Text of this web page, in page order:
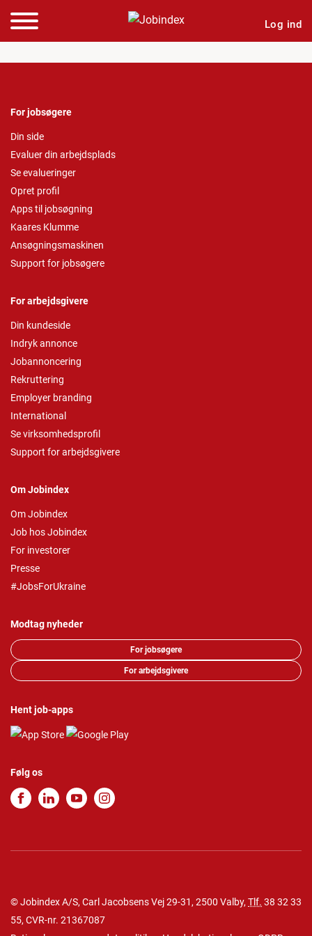
Log ind
For jobsøgere
Din side
Evaluer din arbejdsplads
Se evalueringer
Opret profil
Apps til jobsøgning
Kaares Klumme
Ansøgningsmaskinen
Support for jobsøgere
For arbejdsgivere
Din kundeside
Indryk annonce
Jobannoncering
Rekruttering
Employer branding
International
Se virksomhedsprofil
Support for arbejdsgivere
Om Jobindex
Om Jobindex
Job hos Jobindex
For investorer
Presse
#JobsForUkraine
Modtag nyheder
For jobsøgere
For arbejdsgivere
Hent job-apps
Følg os
© Jobindex A/S, Carl Jacobsens Vej 29-31, 2500 Valby, Tlf. 38 32 33
55, CVR-nr. 21367087